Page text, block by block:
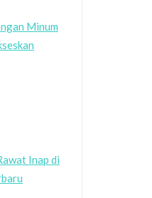
Minum
Inap di